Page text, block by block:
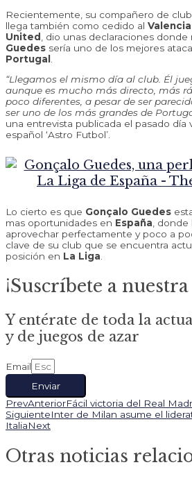
Recientemente, su compañero de club,
llega también como cedido al
United , dio unas declaraciones
Guedes sería uno de los mejores
Portugal
“Llegamos el mismo día al club. Él
aunque es mucho más directo, más
poco diferentes, a pesar de ser
ser uno de los más grandes de
una entrevista publicada el pasado día
español ‘Astro Futbol’.
Lo cierto es que Gonçalo Guedes
mas oportunidades en España ,
aprovechar perfectamente y poco a
clave de su club que se encuentra
posición en La Liga
¡Suscríbete a
Y entérate de toda la
y de juegos de azar
Email
Enviar
PrevAnteriorFácil victoria del Real
SiguienteInter de Milan asume el
ItaliaNext
Otras noticias